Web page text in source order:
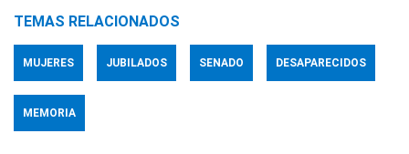
TEMAS RELACIONADOS
MUJERES JUBILADOS SENADO DESAPARECIDOS
MEMORIA